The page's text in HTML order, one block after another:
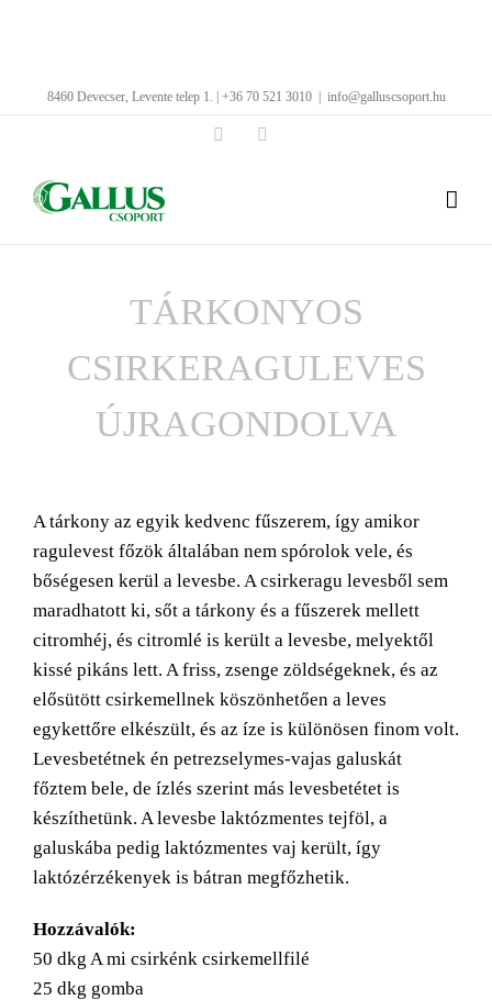
8460 Devecser, Levente telep 1. | +36 70 521 3010 info@galluscsoport.hu
Facebook
TÁRKONYOS
CSIRKERAGULEVES
ÚJRAGONDOLVA
Larger
Image
A tárkony az egyik kedvenc fűszerem, így amikor
ragulevest főzök általában nem spórolok vele, és
bőségesen kerül a levesbe. A csirkeragu levesből sem
maradhatott ki, sőt a tárkony és a fűszerek mellett
citromhéj, és citromlé is került a levesbe, melyektől
kissé pikáns lett. A friss, zsenge zöldségeknek, és az
elősütött csirkemellnek köszönhetően a leves
egykettőre elkészült, és az íze is különösen finom volt.
Levesbetétnek én petrezselymes-vajas galuskát
főztem bele, de ízlés szerint más levesbetétet is
készíthetünk. A levesbe laktózmentes tejföl, a
galuskába pedig laktózmentes vaj került, így
laktózérzékenyek is bátran megfőzhetik.
Hozzávalók:
50 dkg A mi csirkénk csirkemellfilé
25 dkg gomba